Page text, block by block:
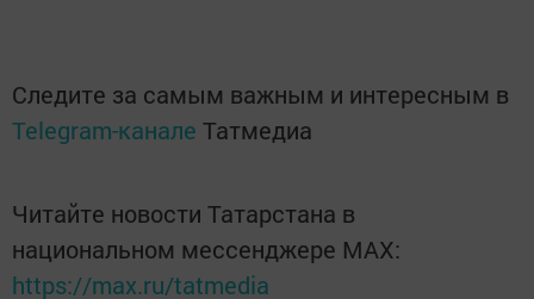
Следите за самым важным и интересным в
Telegram-канале Татмедиа
Читайте новости Татарстана в
национальном мессенджере MАХ:
https://max.ru/tatmedia